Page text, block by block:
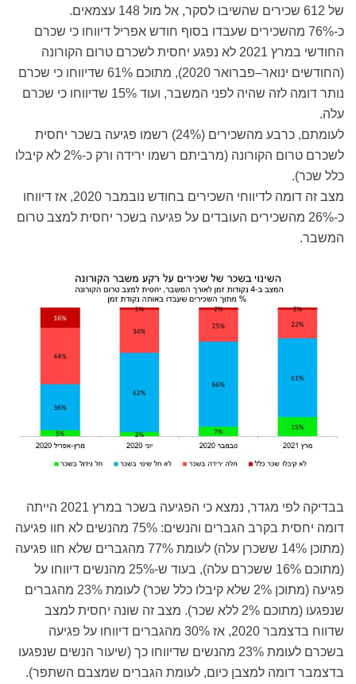
של 612 שכירים שהשיבו לסקר, אל מול 148 עצמאים.
כ-76% מהשכירים שעבדו בסוף חודש אפריל דיווחו כי שכרם
החודשי במרץ 2021 לא נפגע יחסית לשכרם טרום הקורונה
(החודשים ינואר–פברואר 2020), מתוכם 61% שדיווחו כי שכרם
נותר דומה לזה שהיה לפני המשבר, ועוד 15% שדיווחו כי שכרם
עלה.
לעומתם, כרבע מהשכירים (24%) רשמו פגיעה בשכר יחסית
לשכרם טרום הקורונה (מרביתם רשמו ירידה ורק כ-2% לא קיבלו
כלל שכר).
מצב זה דומה לדיווחי השכירים בחודש נובמבר 2020, אז דיווחו
כ-26% מהשכירים העובדים על פגיעה בשכר יחסית למצב טרום
המשבר.
בבדיקה לפי מגדר, נמצא כי הפגיעה בשכר במרץ 2021 הייתה
דומה יחסית בקרב הגברים והנשים: 75% מהנשים לא חוו פגיעה
(מתוכן 14% ששכרן עלה) לעומת 77% מהגברים שלא חוו פגיעה
(מתוכם 16% ששכרם עלה), בעוד ש-25% מהנשים דיווחו על
פגיעה (מתוכן 2% שלא קיבלו כלל שכר) לעומת 23% מהגברים
שנפגעו (מתוכם 2% ללא שכר). מצב זה שונה יחסית למצב
שדווח בדצמבר 2020, אז 30% מהגברים דיווחו על פגיעה
בשכרם לעומת 23% מהנשים שדיווחו כך (שיעור הנשים שנפגעו
בדצמבר דומה למצבן כיום, לעומת הגברים שמצבם השתפר).